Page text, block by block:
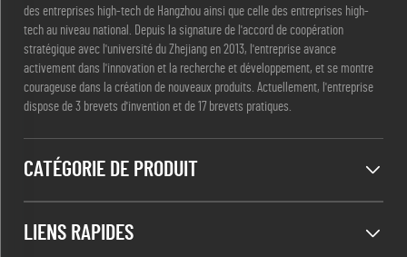
des entreprises high-tech de Hangzhou ainsi que celle des entreprises high-
tech au niveau national. Depuis la signature de l'accord de coopération
stratégique avec l'université du Zhejiang en 2013, l'entreprise avance
activement dans l'innovation et la recherche et développement, et se montre
courageuse dans la création de nouveaux produits. Actuellement, l'entreprise
dispose de 3 brevets d'invention et de 17 brevets pratiques.
CATÉGORIE DE PRODUIT
LIENS RAPIDES